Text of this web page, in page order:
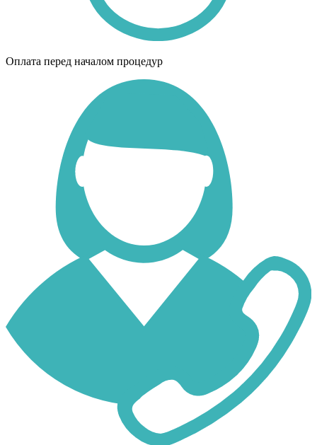
Оплата перед началом процедур